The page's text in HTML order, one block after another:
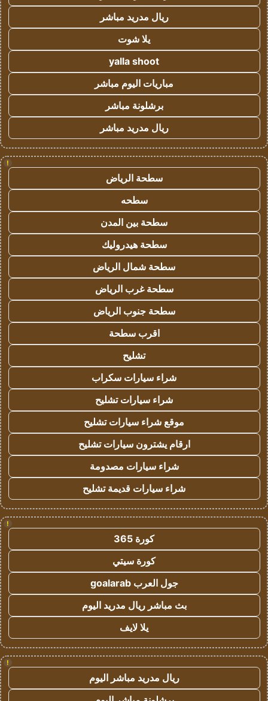
ريال مدريد مباشر
يلا شوت
yalla shoot
مباريات اليوم مباشر
برشلونة مباشر
ريال مدريد مباشر
!
سطحة الرياض
سطحه
سطحة بين المدن
سطحة هيدروليك
سطحة شمال الرياض
سطحة غرب الرياض
سطحة جنوب الرياض
اقرب سطحة
تشليح
شراء سيارات سكراب
شراء سيارات تشليح
موقع شراء سيارات تشليح
ارقام يشترون سيارات تشليح
شراء سيارات مصدومة
شراء سيارات قديمة تشليح
!
كورة 365
كورة سيتي
جول العرب goalarab
بث مباشر ريال مدريد اليوم
يلا لايف
!
ريال مدريد مباشر اليوم